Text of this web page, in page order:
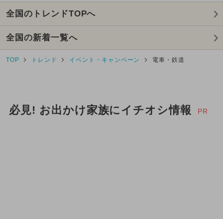
トミカ 新幹線
フェス 冬休み
2025年5月のイベント
2025年4月のイベント
全国のトレンドTOPへ
全国の新着一覧へ
TOP トレンド イベント・キャンペーン 電車・鉄道
必見! お出かけ家族にイチオシ情報 PR